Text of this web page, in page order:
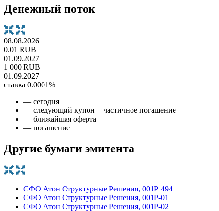
Денежный поток
08.08.2026
0.01 RUB
01.09.2027
1 000 RUB
01.09.2027
ставка 0.0001%
— сегодня
— следующий купон + частичное погашение
— ближайшая оферта
— погашение
Другие бумаги эмитента
СФО Атон Структурные Решения, 001P-494
СФО Атон Структурные Решения, 001Р-01
СФО Атон Структурные Решения, 001Р-02